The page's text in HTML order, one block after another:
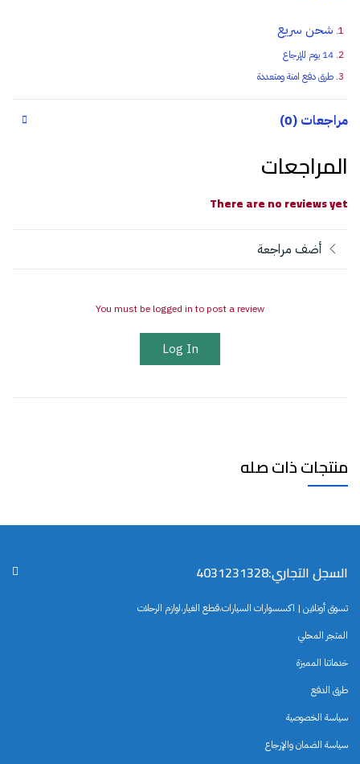
شحن سريع
14 يوم للإرجاع
طرق دفع امنة ومتعددة
مراجعات (0)
المراجعات
There are no reviews yet
أضف مراجعة
You must be logged in to post a review
Log In
منتجات ذات صله
السجل التجاري:4031231328
تسوق أونلاين | اكسسوارات السيارات،قطع الغيار،لوازم الرحلات
المتجر المحلي
خدماتنا المميزة
طرق الدفع
سياسة الخصوصية
سياسة الضمان والإرجاع